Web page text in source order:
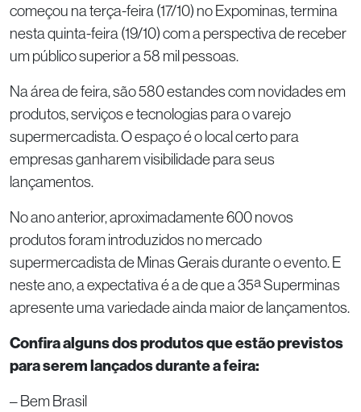
começou na terça-feira (17/10) no Expominas, termina
nesta quinta-feira (19/10) com a perspectiva de receber
um público superior a 58 mil pessoas.
Na área de feira, são 580 estandes com novidades em
produtos, serviços e tecnologias para o varejo
supermercadista. O espaço é o local certo para
empresas ganharem visibilidade para seus
lançamentos.
No ano anterior, aproximadamente 600 novos
produtos foram introduzidos no mercado
supermercadista de Minas Gerais durante o evento. E
neste ano, a expectativa é a de que a 35ª Superminas
apresente uma variedade ainda maior de lançamentos.
Confira alguns dos produtos que estão previstos
para serem lançados durante a feira:
– Bem Brasil